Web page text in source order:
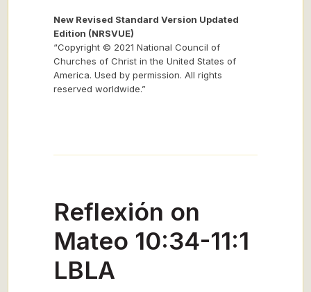
New Revised Standard Version Updated
Edition (NRSVUE)
“Copyright © 2021 National Council of
Churches of Christ in the United States of
America. Used by permission. All rights
reserved worldwide.”
Reflexión on
Mateo 10:34-11:1
LBLA